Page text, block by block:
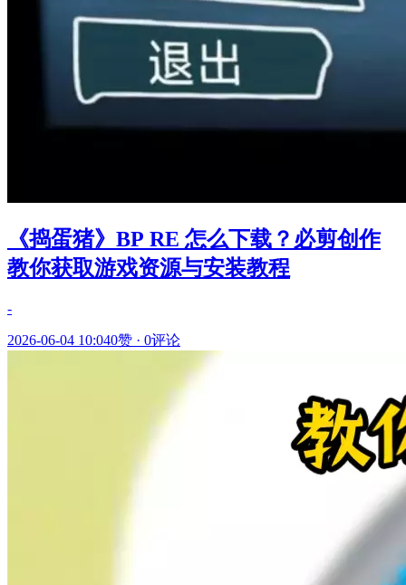
《捣蛋猪》BP RE 怎么下载？必剪创作
教你获取游戏资源与安装教程
-
2026-06-04 10:040赞 · 0评论